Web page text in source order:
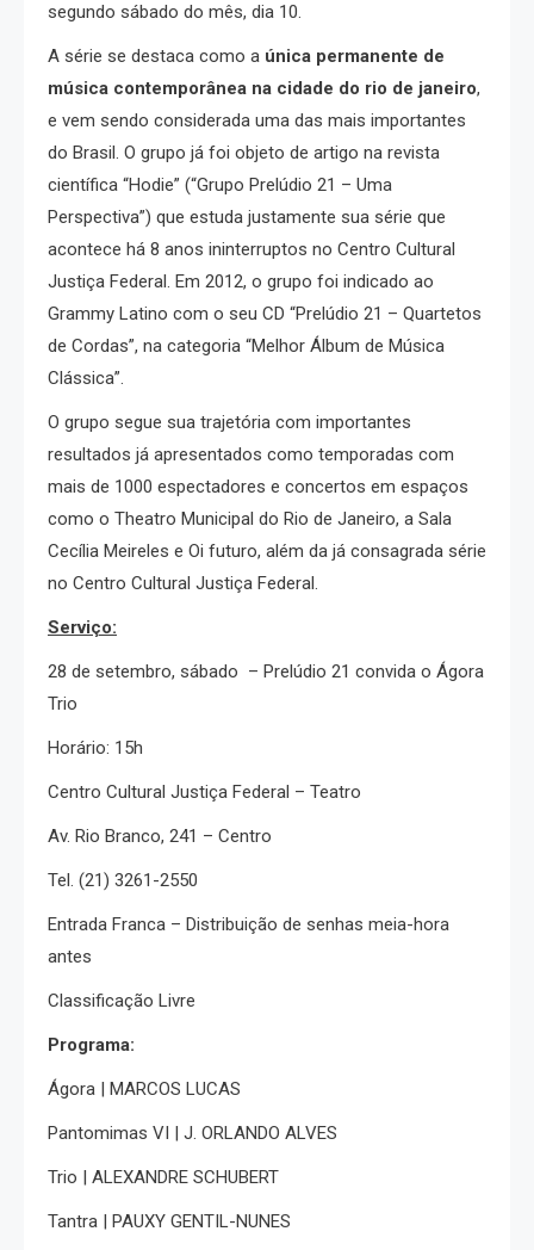
segundo sábado do mês, dia 10.
A série se destaca como a única permanente de
música contemporânea na cidade do rio de janeiro,
e vem sendo considerada uma das mais importantes
do Brasil. O grupo já foi objeto de artigo na revista
científica “Hodie” (“Grupo Prelúdio 21 – Uma
Perspectiva”) que estuda justamente sua série que
acontece há 8 anos ininterruptos no Centro Cultural
Justiça Federal. Em 2012, o grupo foi indicado ao
Grammy Latino com o seu CD “Prelúdio 21 – Quartetos
de Cordas”, na categoria “Melhor Álbum de Música
Clássica”.
O grupo segue sua trajetória com importantes
resultados já apresentados como temporadas com
mais de 1000 espectadores e concertos em espaços
como o Theatro Municipal do Rio de Janeiro, a Sala
Cecília Meireles e Oi futuro, além da já consagrada série
no Centro Cultural Justiça Federal.
Serviço:
28 de setembro, sábado – Prelúdio 21 convida o Ágora
Trio
Horário: 15h
Centro Cultural Justiça Federal – Teatro
Av. Rio Branco, 241 – Centro
Tel. (21) 3261-2550
Entrada Franca – Distribuição de senhas meia-hora
antes
Classificação Livre
Programa:
Ágora | MARCOS LUCAS
Pantomimas VI | J. ORLANDO ALVES
Trio | ALEXANDRE SCHUBERT
Tantra | PAUXY GENTIL-NUNES